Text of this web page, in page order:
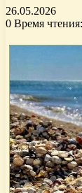
26.05.2026
0 Время